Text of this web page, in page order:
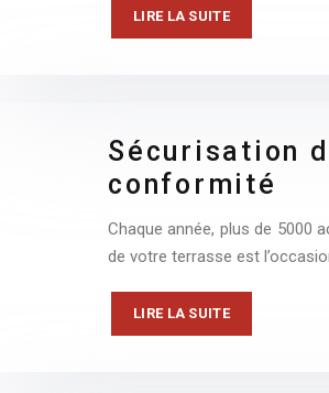
LIRE LA SUITE
Sécurisation
conformité
Chaque année, plus de 5000
de votre terrasse est
LIRE LA SUITE